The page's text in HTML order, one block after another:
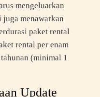
mengeluarkan
menawarkan
paket rental
rental per enam
(minimal 1
Update